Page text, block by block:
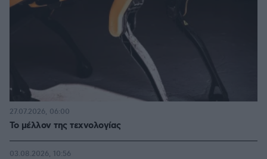
Το μέλλον της τεχνολογίας
27.07.2026, 06:00
03.08.2026, 10:56